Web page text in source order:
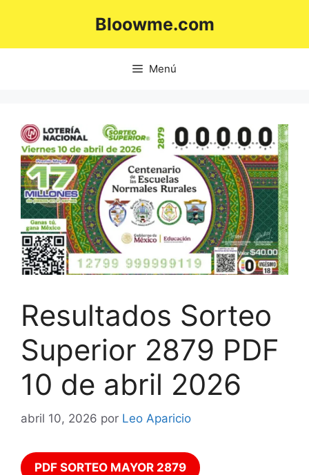
Bloowme.com
Menú
Resultados Sorteo
Superior 2879 PDF
10 de abril 2026
abril 10, 2026 por Leo Aparicio
PDF SORTEO MAYOR 2879